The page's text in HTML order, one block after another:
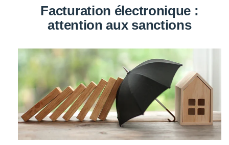
Facturation électronique :
attention aux sanctions